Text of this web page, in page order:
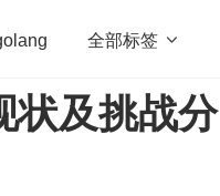
全部标签 
Web3.0 高效工作
状及挑战分